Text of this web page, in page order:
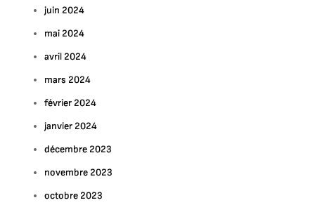
juin 2024
mai 2024
avril 2024
mars 2024
février 2024
janvier 2024
décembre 2023
novembre 2023
octobre 2023